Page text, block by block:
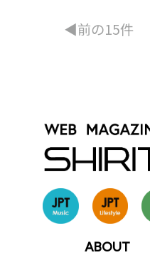
◀︎前の15件
ABOUT